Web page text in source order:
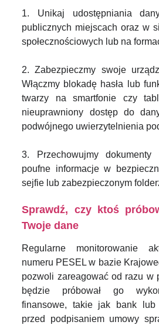
1. Unikaj udostępniania
publicznych miejscach oraz w
społecznościowych lub na
2. Zabezpieczmy swoje
Włączmy blokadę hasła lub
twarzy na smartfonie czy
nieuprawniony dostęp do
podwójnego uwierzytelnienia
3. Przechowujmy
poufne informacje w
sejfie lub zabezpieczonym
Sprawdź, czy ktoś
Twoje dane
Regularne monitorowanie
numeru PESEL w bazie
pozwoli zareagować od razu w
będzie próbował go
finansowe, takie jak bank lub
przed podpisaniem umowy